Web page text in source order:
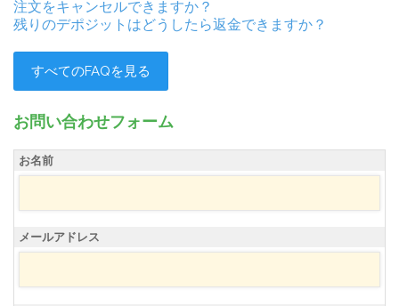
注文をキャンセルできますか？
残りのデポジットはどうしたら返金できますか？
すべてのFAQを見る
お問い合わせフォーム
お名前
メールアドレス